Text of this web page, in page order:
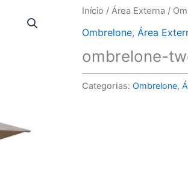
Início / Área Externa /
Ombrelone, Área
ombrelone-
Categorias: Ombrelone,